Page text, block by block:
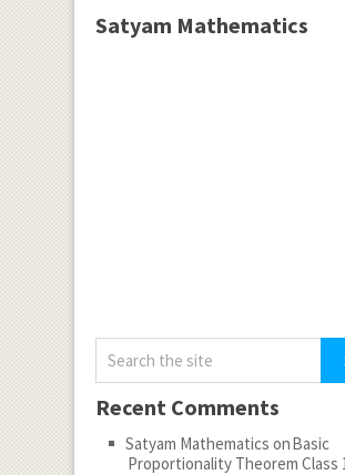
Satyam Mathematics
Recent Comments
Satyam Mathematics onBasic
Proportionality Theorem Class